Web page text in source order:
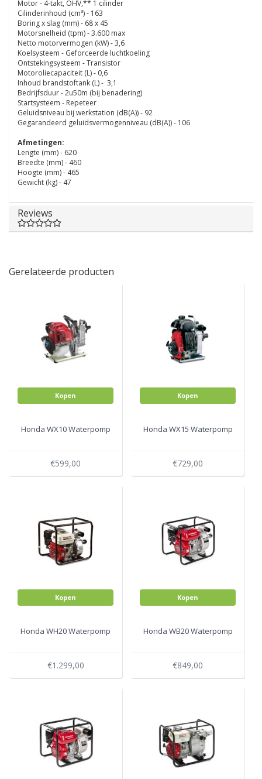
Motor - 4-takt, OHV,** 1 cilinder
Cilinderinhoud (cm³) - 163
Boring x slag (mm) - 68 x 45
Motorsnelheid (tpm) - 3.600 max
Netto motorvermogen (kW) - 3,6
Koelsysteem - Geforceerde luchtkoeling
Ontstekingsysteem - Transistor
Motoroliecapaciteit (L) - 0,6
Inhoud brandstoftank (L) - 3,1
Bedrijfsduur - 2u50m (bij benadering)
Startsysteem - Repeteer
Geluidsniveau bij werkstation (dB(A)) - 92
Gegarandeerd geluidsvermogenniveau (dB(A)) - 106
Afmetingen:
Lengte (mm) - 620
Breedte (mm) - 460
Hoogte (mm) - 465
Gewicht (kg) - 47
Reviews
Gerelateerde producten
Kopen
Honda WX10 Waterpomp
€599,00
Kopen
Honda WX15 Waterpomp
€729,00
Kopen
Honda WH20 Waterpomp
€1.299,00
Kopen
Honda WB20 Waterpomp
€849,00